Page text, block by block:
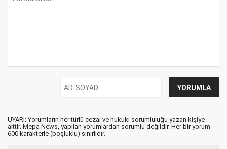
UYARI: Yorumların her türlü cezai ve hukuki sorumluluğu yazan kişiye
aittir. Mepa News, yapılan yorumlardan sorumlu değildir. Her bir yorum
600 karakterle (boşluklu) sınırlıdır.